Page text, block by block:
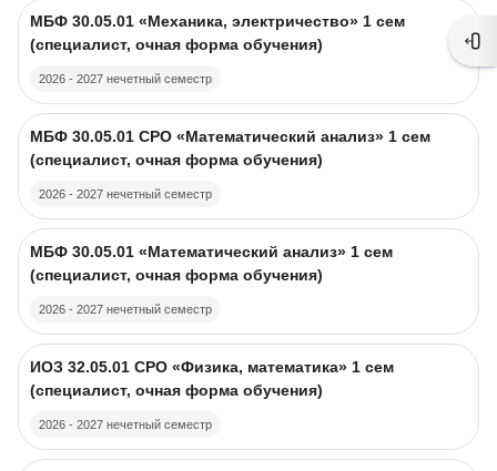
Изображение курса
Название курса
МБФ 30.05.01 «Механика, электричество» 1 сем
(специалист, очная форма обучения)
2026 - 2027 нечетный семестр
Изображение курса
Название курса
МБФ 30.05.01 CPO «Математический анализ» 1 сем
(специалист, очная форма обучения)
2026 - 2027 нечетный семестр
Изображение курса
Название курса
МБФ 30.05.01 «Математический анализ» 1 сем
(специалист, очная форма обучения)
2026 - 2027 нечетный семестр
Изображение курса
Название курса
ИОЗ 32.05.01 CPO «Физика, математика» 1 сем
(специалист, очная форма обучения)
2026 - 2027 нечетный семестр